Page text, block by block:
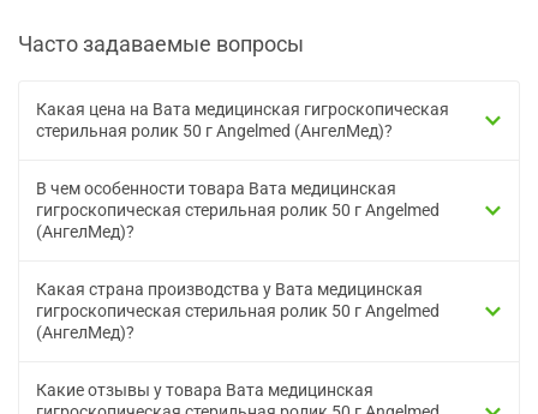
Часто задаваемые вопросы
Какая цена на Вата медицинская гигроскопическая
стерильная ролик 50 г Angelmed (АнгелМед)?
В чем особенности товара Вата медицинская
гигроскопическая стерильная ролик 50 г Angelmed
(АнгелМед)?
Какая страна производства у Вата медицинская
гигроскопическая стерильная ролик 50 г Angelmed
(АнгелМед)?
Какие отзывы у товара Вата медицинская